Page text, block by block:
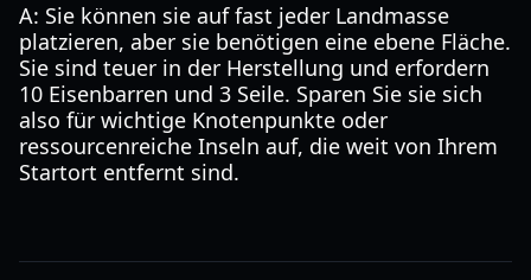
A: Sie können sie auf fast jeder Landmasse
platzieren, aber sie benötigen eine ebene Fläche.
Sie sind teuer in der Herstellung und erfordern
10 Eisenbarren und 3 Seile. Sparen Sie sie sich
also für wichtige Knotenpunkte oder
ressourcenreiche Inseln auf, die weit von Ihrem
Startort entfernt sind.